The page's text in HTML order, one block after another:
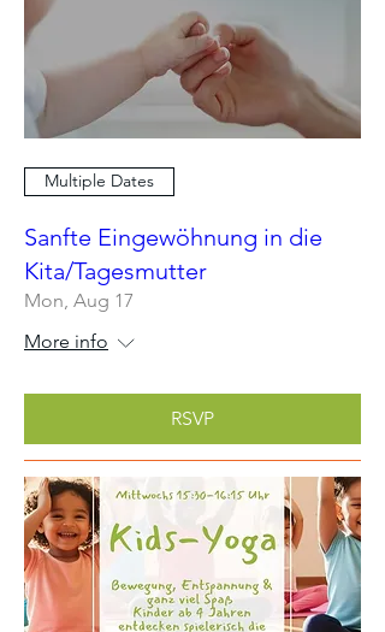
Multiple Dates
Sanfte Eingewöhnung in die
Kita/Tagesmutter
Mon, Aug 17
More info
RSVP